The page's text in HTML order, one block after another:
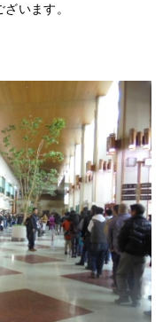
います。